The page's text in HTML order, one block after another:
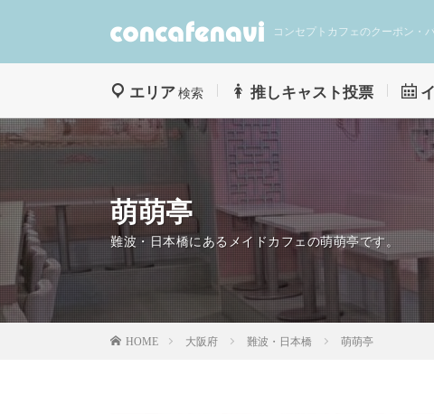
コンセプトカフェのクーポン・
エリア検索 推しキャスト投票
萌萌亭
難波・日本橋にあるメイドカフェの萌萌亭です。
HOME 大阪府 難波・日本橋 萌萌亭